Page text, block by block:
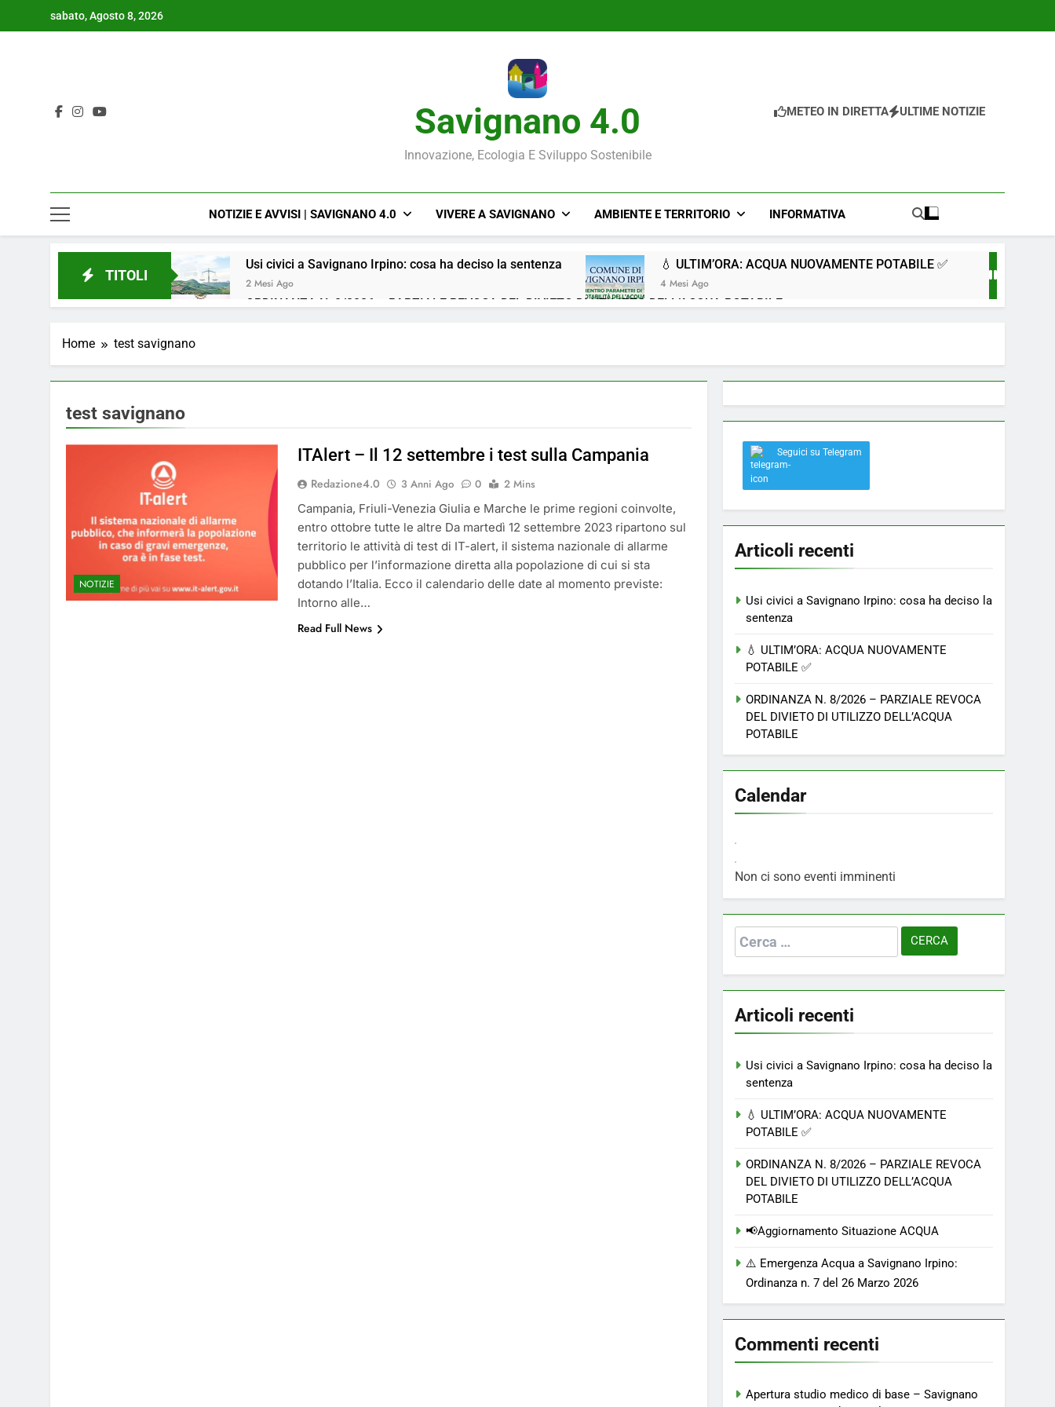
sabato, Agosto 8, 2026
Savignano 4.0
Innovazione, Ecologia E Sviluppo Sostenibile
METEO IN DIRETTA ULTIME NOTIZIE
NOTIZIE E AVVISI | SAVIGNANO 4.0 VIVERE A SAVIGNANO AMBIENTE E TERRITORIO INFORMATIVA
TITOLI
Usi civici a Savignano Irpino: cosa ha deciso la sentenza
2 Mesi Ago
💧 ULTIM’ORA: ACQUA NUOVAMENTE POTABILE ✅
4 Mesi Ago
ORDINANZA N. 8/2026 – PARZIALE REVOCA DEL DIVIETO DI UTILIZZO DELL’ACQUA POTABILE
4 Mesi Ago
⚠️ Emergenza Acqua a Savignano Irpino: Ordinanza n. 7 del 26 Marzo 2026
10 Mesi Ago
Postamat chiuso di notte a Savignano: misura anti-rapina fino alle 8:30
💡 Savignano 4.0 si rinnova: scopri la nuova grafica del blog dedicato al futuro del nostro paese
1 Anno Ago
🌤️ Nuova Webcam Live per il Meteo a Savignano Irpino!
2 Anni Ago
Test IT-alert l’11 ottobre: messaggio sui cellulari anche a Savignano
2 Anni Ago
Home test savignano
test savignano
NOTIZIE
ITAlert – Il 12 settembre i test sulla Campania
Redazione4.0 3 Anni Ago 0
2 Mins
Campania, Friuli-Venezia Giulia e Marche le prime regioni coinvolte,
entro ottobre tutte le altre Da martedì 12 settembre 2023 ripartono sul
territorio le attività di test di IT-alert, il sistema nazionale di allarme
pubblico per l’informazione diretta alla popolazione di cui si sta
dotando l’Italia. Ecco il calendario delle date al momento previste:
Intorno alle…
Read Full News
Seguici su Telegram
Articoli recenti
Usi civici a Savignano Irpino: cosa ha deciso la
sentenza
💧 ULTIM’ORA: ACQUA NUOVAMENTE
POTABILE ✅
ORDINANZA N. 8/2026 – PARZIALE REVOCA
DEL DIVIETO DI UTILIZZO DELL’ACQUA
POTABILE
Calendar
Non ci sono eventi imminenti
Ricerca
per:
Articoli recenti
Usi civici a Savignano Irpino: cosa ha deciso la
sentenza
💧 ULTIM’ORA: ACQUA NUOVAMENTE
POTABILE ✅
ORDINANZA N. 8/2026 – PARZIALE REVOCA
DEL DIVIETO DI UTILIZZO DELL’ACQUA
POTABILE
📢Aggiornamento Situazione ACQUA
⚠️ Emergenza Acqua a Savignano Irpino:
Ordinanza n. 7 del 26 Marzo 2026
Commenti recenti
Apertura studio medico di base – Savignano